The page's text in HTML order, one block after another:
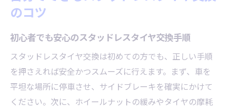
のコツ
初心者でも安心のスタッドレスタイヤ交換手順
スタッドレスタイヤ交換は初めての方でも、正しい手順
を押さえれば安全かつスムーズに行えます。まず、車を
平坦な場所に停車させ、サイドブレーキを確実にかけて
ください。次に、ホイールナットの緩みやタイヤの摩耗